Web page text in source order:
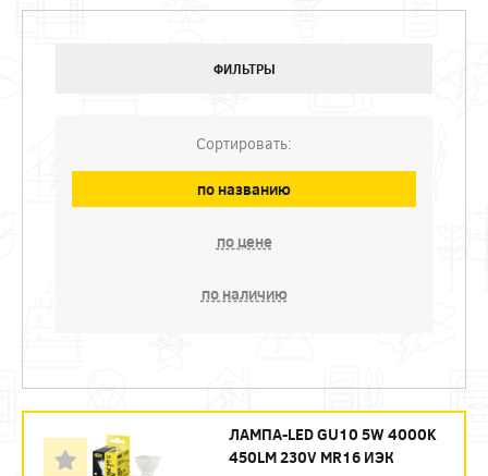
ФИЛЬТРЫ
Сортировать:
по названию
по цене
по наличию
ЛАМПА-LED GU10 5W 4000K
450LM 230V MR16 ИЭК